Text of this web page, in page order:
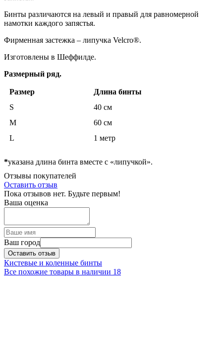
Бинты различаются на левый и правый для равномерной
намотки каждого запястья.
Фирменная застежка – липучка Velcro®.
Изготовлены в Шеффилде.
Размерный ряд.
Размер
Длина бинты
S
40 см
M
60 см
L
1 метр
*указана длина бинта вместе с «липучкой».
Отзывы покупателей
Оставить отзыв
Пока отзывов нет. Будьте первым!
Ваша оценка
Ваш город
Оставить отзыв
Кистевые и коленные бинты
Все похожие товары в наличии 18